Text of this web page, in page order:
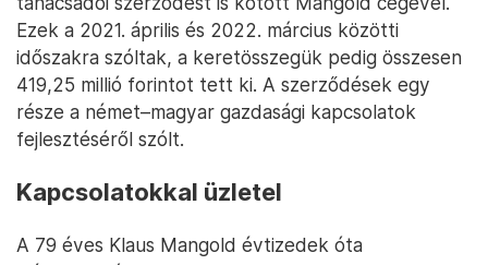
Ezek a 2021. április és 2022. március közötti
időszakra szóltak, a keretösszegük pedig összesen
419,25 millió forintot tett ki. A szerződések egy
része a német–magyar gazdasági kapcsolatok
fejlesztéséről szólt.
Kapcsolatokkal üzletel
A 79 éves Klaus Mangold évtizedek óta